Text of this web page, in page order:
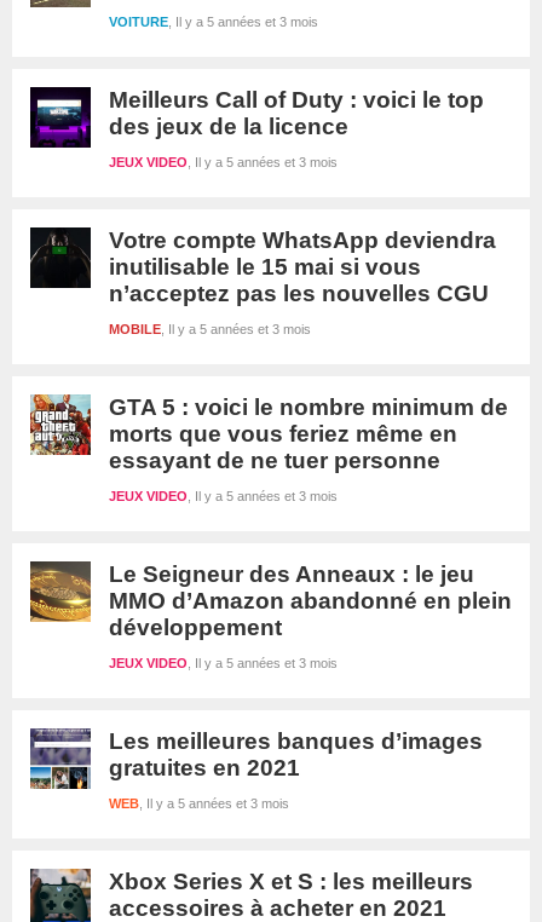
Il y a 5 années et 3 mois
VOITURE
Meilleurs Call of Duty : voici le top
des jeux de la licence
Il y a 5 années et 3 mois
JEUX VIDEO
Votre compte WhatsApp deviendra
inutilisable le 15 mai si vous
n’acceptez pas les nouvelles CGU
Il y a 5 années et 3 mois
MOBILE
GTA 5 : voici le nombre minimum de
morts que vous feriez même en
essayant de ne tuer personne
Il y a 5 années et 3 mois
JEUX VIDEO
Le Seigneur des Anneaux : le jeu
MMO d’Amazon abandonné en plein
développement
Il y a 5 années et 3 mois
JEUX VIDEO
Les meilleures banques d’images
gratuites en 2021
Il y a 5 années et 3 mois
WEB
Xbox Series X et S : les meilleurs
accessoires à acheter en 2021